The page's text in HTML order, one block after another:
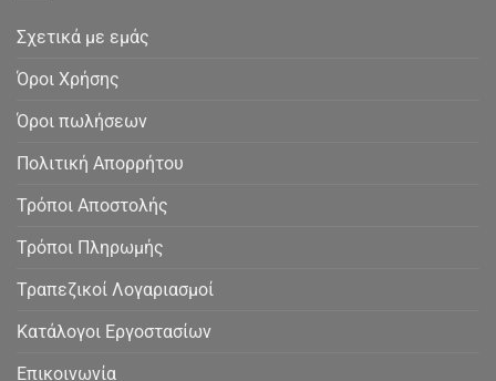
Σχετικά με εμάς
Όροι Χρήσης
Όροι πωλήσεων
Πολιτική Απορρήτου
Τρόποι Αποστολής
Τρόποι Πληρωμής
Τραπεζικοί Λογαριασμοί
Κατάλογοι Εργοστασίων
Επικοινωνία